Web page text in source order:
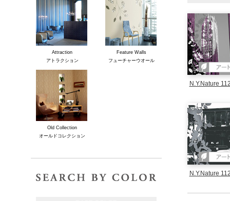
N.Y.Nature
N.Y.Nature
Attraction
アトラクション
Feature Walls
フューチャーウオール
Old Collection
オールドコレクション